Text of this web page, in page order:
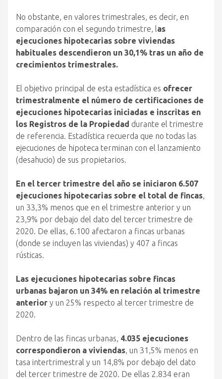
No obstante, en valores trimestrales, es decir, en
comparación con el segundo trimestre, las
ejecuciones hipotecarias sobre viviendas
habituales descendieron un 30,1% tras un año de
crecimientos trimestrales.
El objetivo principal de esta estadística es ofrecer
trimestralmente el número de certificaciones de
ejecuciones hipotecarias iniciadas e inscritas en
los Registros de la Propiedad durante el trimestre
de referencia. Estadística recuerda que no todas las
ejecuciones de hipoteca terminan con el lanzamiento
(desahucio) de sus propietarios.
En el tercer trimestre del año se iniciaron 6.507
ejecuciones hipotecarias sobre el total de fincas,
un 33,3% menos que en el trimestre anterior y un
23,9% por debajo del dato del tercer trimestre de
2020. De ellas, 6.100 afectaron a fincas urbanas
(donde se incluyen las viviendas) y 407 a fincas
rústicas.
Las ejecuciones hipotecarias sobre fincas
urbanas bajaron un 34% en relación al trimestre
anterior y un 25% respecto al tercer trimestre de
2020.
Dentro de las fincas urbanas, 4.035 ejecuciones
correspondieron a viviendas, un 31,5% menos en
tasa intertrimestral y un 14,8% por debajo del dato
del tercer trimestre de 2020. De ellas 2.834 eran